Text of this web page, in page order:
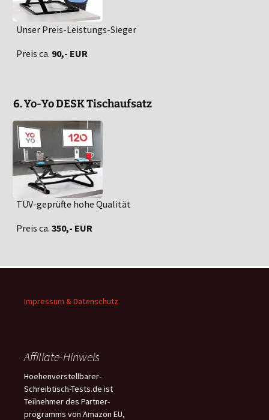
Unser Preis-Leistungs-Sieger
Preis ca. 90,- EUR
6. Yo-Yo DESK Tischaufsatz
TÜV-geprüfte hohe Qualität
Preis ca. 350,- EUR
Impressum & Datenschutz
Affiliate-Hinweis
Hoehenverstellbarer-
Schreibtisch-Tests.de ist
Teilnehmer des Partner-
programms von Amazon EU,